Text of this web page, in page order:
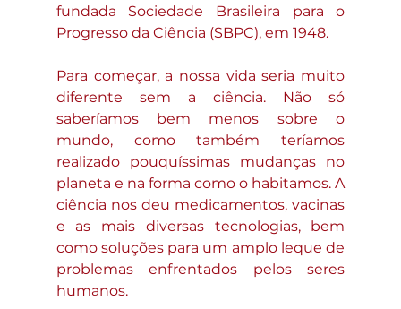
fundada Sociedade Brasileira para o
Progresso da Ciência (SBPC), em 1948.
Para começar, a nossa vida seria muito
diferente sem a ciência. Não só
saberíamos bem menos sobre o
mundo, como também teríamos
realizado pouquíssimas mudanças no
planeta e na forma como o habitamos. A
ciência nos deu medicamentos, vacinas
e as mais diversas tecnologias, bem
como soluções para um amplo leque de
problemas enfrentados pelos seres
humanos.